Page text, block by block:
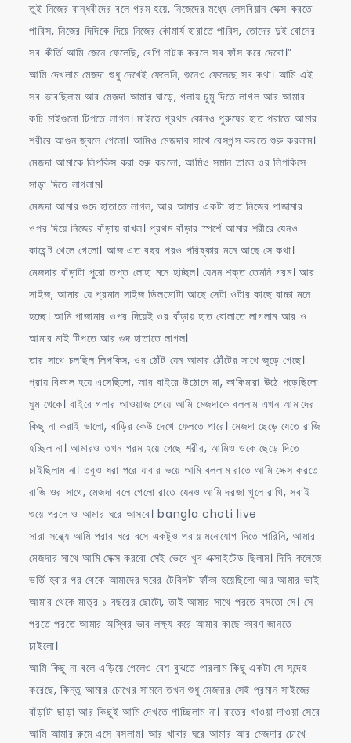
তুই নিজের বান্ধবীদের বলে গরম হয়ে, নিজেদের মধ্যে লেসবিয়ান সেক্স করতে
পারিস, নিজের দিদিকে দিয়ে নিজের কৌমার্য হারাতে পারিস, তোদের দুই বোনের
সব কীর্তি আমি জেনে ফেলেছি, বেশি নাটক করলে সব ফাঁস করে দেবো।”
আমি দেখলাম মেজদা শুধু দেখেই ফেলেনি, শুনেও ফেলেছে সব কথা। আমি এই
সব ভাবছিলাম আর মেজদা আমার ঘাড়ে, গলায় চুমু দিতে লাগল আর আমার
কচি মাইগুলো টিপতে লাগল। মাইতে প্রথম কোনও পুরুষের হাত পরাতে আমার
শরীরে আগুন জ্বলে গেলো। আমিও মেজদার সাথে রেসপন্স করতে শুরু করলাম।
মেজদা আমাকে লিপকিস করা শুরু করলো, আমিও সমান তালে ওর লিপকিসে
সাড়া দিতে লাগলাম।
মেজদা আমার গুদে হাতাতে লাগল, আর আমার একটা হাত নিজের পাজামার
ওপর দিয়ে নিজের বাঁড়ায় রাখল। প্রথম বাঁড়ার স্পর্শে আমার শরীরে যেনও
কারেন্ট খেলে গেলো। আজ এত বছর পরও পরিষ্কার মনে আছে সে কথা।
মেজদার বাঁড়াটা পুরো তপ্ত লোহা মনে হচ্ছিল। যেমন শক্ত তেমনি গরম। আর
সাইজ, আমার যে প্রমান সাইজ ডিলডোটা আছে সেটা ওটার কাছে বাচ্চা মনে
হচ্ছে। আমি পাজামার ওপর দিয়েই ওর বাঁড়ায় হাত বোলাতে লাগলাম আর ও
আমার মাই টিপতে আর গুদ হাতাতে লাগল।
তার সাথে চলছিল লিপকিস, ওর ঠোঁট যেন আমার ঠোঁটের সাথে জুড়ে গেছে।
প্রায় বিকাল হয়ে এসেছিলো, আর বাইরে উঠোনে মা, কাকিমারা উঠে পড়েছিলো
ঘুম থেকে। বাইরে গলার আওয়াজ পেয়ে আমি মেজদাকে বললাম এখন আমাদের
কিছু না করাই ভালো, বাড়ির কেউ দেখে ফেলতে পারে। মেজদা ছেড়ে যেতে রাজি
হচ্ছিল না। আমারও তখন গরম হয়ে গেছে শরীর, আমিও ওকে ছেড়ে দিতে
চাইছিলাম না। তবুও ধরা পরে যাবার ভয়ে আমি বললাম রাতে আমি সেক্স করতে
রাজি ওর সাথে, মেজদা বলে গেলো রাতে যেনও আমি দরজা খুলে রাখি, সবাই
শুয়ে পরলে ও আমার ঘরে আসবে। bangla choti live
সারা সন্ধ্যে আমি পরার ঘরে বসে একটুও পরায় মনোযোগ দিতে পারিনি, আমার
মেজদার সাথে আমি সেক্স করবো সেই ভেবে খুব এক্সাইটেড ছিলাম। দিদি কলেজে
ভর্তি হবার পর থেকে আমাদের ঘরের টেবিলটা ফাঁকা হয়েছিলো আর আমার ভাই
আমার থেকে মাত্র ১ বছরের ছোটো, তাই আমার সাথে পরতে বসতো সে। সে
পরতে পরতে আমার অস্থির ভাব লক্ষ্য করে আমার কাছে কারণ জানতে
চাইলো।
আমি কিছু না বলে এড়িয়ে গেলেও বেশ বুঝতে পারলাম কিছু একটা সে সন্দেহ
করেছে, কিন্তু আমার চোখের সামনে তখন শুধু মেজদার সেই প্রমান সাইজের
বাঁড়াটা ছাড়া আর কিছুই আমি দেখতে পাচ্ছিলাম না। রাতের খাওয়া দাওয়া সেরে
আমি আমার রুমে এসে বসলাম। আর খাবার ঘরে আমার আর মেজদার চোখে